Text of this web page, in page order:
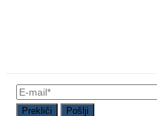
Prekliči Pošlji